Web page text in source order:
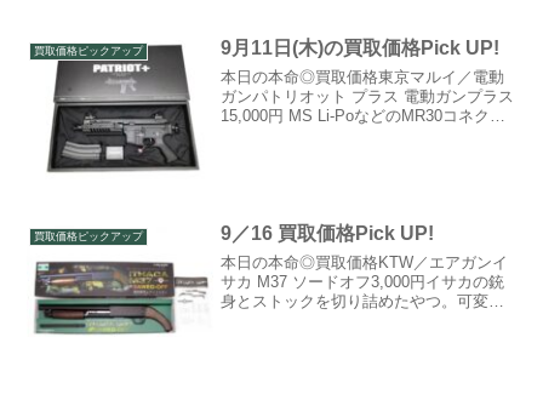
ください。月曜の買取価...
買取価格ピックアップ 9月11日(木)の買取価格Pick UP!
本日の本命◎買取価格東京マルイ／電動
ガンパトリオット プラス 電動ガンプラス
15,000円 MS Li-PoなどのMR30コネクタ
買取価格ピックアップ 9／16 買取価格Pick UP!
本日の本命◎買取価格KTW／エアガンイ
サカ M37 ソードオフ3,000円イサカの銃
身とストックを切り詰めたやつ。可変ホ